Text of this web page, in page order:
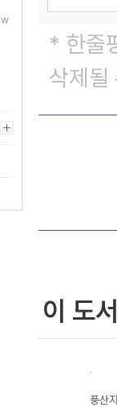
* 한줄
삭제될
이 도
풍산